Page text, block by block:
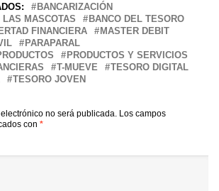
BANCARIZACIÓN
LAS MASCOTAS
BANCO DEL TESORO
FINANCIERA
MASTER DEBIT
PARAPARAL
PRODUCTOS Y SERVICIOS
T-MUEVE
TESORO DIGITAL
TESORO JOVEN
no será publicada. Los campos
con *